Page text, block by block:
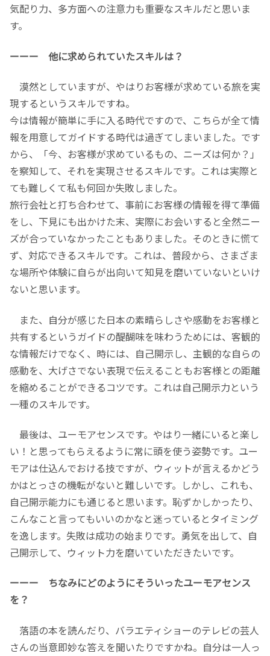
気配り力、多方面への注意力も重要なスキルだと思いま
す。
ーーー 他に求められていたスキルは？
漠然としていますが、やはりお客様が求めている旅を実
現するというスキルですね。
今は情報が簡単に手に入る時代ですので、こちらが全て情
報を用意してガイドする時代は過ぎてしまいました。です
から、「今、お客様が求めているもの、ニーズは何か？」
を察知して、それを実現させるスキルです。これは実際と
ても難しくて私も何回か失敗しました。
旅行会社と打ち合わせて、事前にお客様の情報を得て準備
をし、下見にも出かけた末、実際にお会いすると全然ニー
ズが合っていなかったこともありました。そのときに慌て
ず、対応できるスキルです。これは、普段から、さまざま
な場所や体験に自らが出向いて知見を磨いていないといけ
ないと思います。
また、自分が感じた日本の素晴らしさや感動をお客様と
共有するというガイドの醍醐味を味わうためには、客観的
な情報だけでなく、時には、自己開示し、主観的な自らの
感動を、大げさでない表現で伝えることもお客様との距離
を縮めることができるコツです。これは自己開示力という
一種のスキルです。
最後は、ユーモアセンスです。やはり一緒にいると楽し
い！と思ってもらえるように常に頭を使う姿勢です。ユー
モアは仕込んでおける技ですが、ウィットが言えるかどう
かはとっさの機転がないと難しいです。しかし、これも、
自己開示能力にも通じると思います。恥ずかしかったり、
こんなこと言ってもいいのかなと迷っているとタイミング
を逸します。失敗は成功の始まりです。勇気を出して、自
己開示して、ウィット力を磨いていただきたいです。
ーーー ちなみにどのようにそういったユーモアセンス
を？
落語の本を読んだり、バラエティショーのテレビの芸人
さんの当意即妙な答えを聞いたりですかね。自分は一人っ